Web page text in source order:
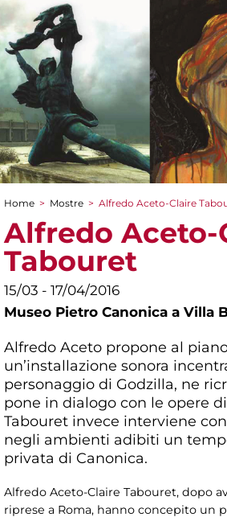
Tu sei qui
Home > Mostre > Alfredo Aceto-Claire
Alfredo Aceto-
Tabouret
15/03 - 17/04/2016
Museo Pietro Canonica a Villa
Alfredo Aceto propone al
un’installazione sonora
personaggio di Godzilla, ne
pone in dialogo con le opere
Tabouret invece interviene
negli ambienti adibiti un
privata di Canonica.
Alfredo Aceto-Claire Tabouret, dopo
riprese a Roma, hanno concepito un